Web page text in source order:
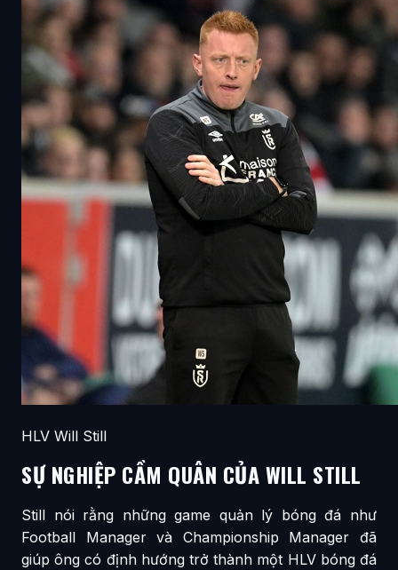
HLV Will Still
SỰ NGHIỆP CẦM QUÂN CỦA WILL STILL
Still nói rằng những game quản lý bóng đá như
Football Manager và Championship Manager đã
giúp ông có định hướng trở thành một HLV bóng đá